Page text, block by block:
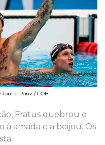
Roriz / COB
Fratus quebrou o
amada e a beijou. Os